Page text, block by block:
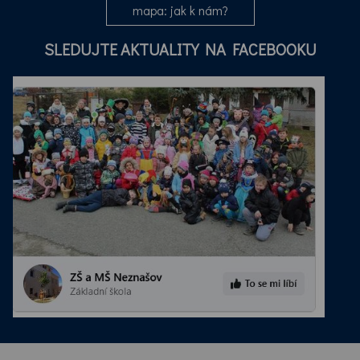
mapa: jak k nám?
SLEDUJTE AKTUALITY NA FACEBOOKU